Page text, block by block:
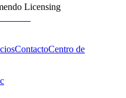
Licensing
ContactoCentro de